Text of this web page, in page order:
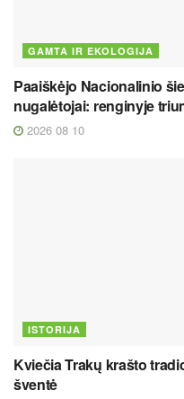
GAMTA IR EKOLOGIJA
Paaiškėjo Nacionalinio
nugalėtojai: renginyje
2026 08 10
ISTORIJA
Kviečia Trakų krašto
šventė